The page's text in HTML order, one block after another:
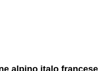
alpino italo francese